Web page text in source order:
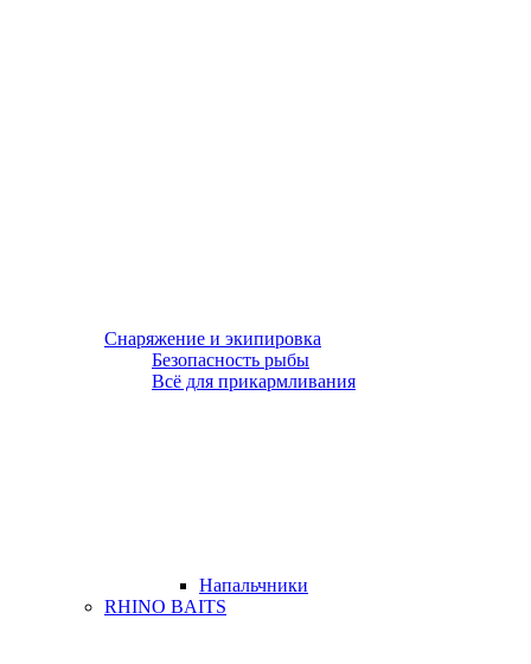
Снаряжение и экипировка
Безопасность рыбы
Всё для прикармливания
Напальчники
RHINO BAITS